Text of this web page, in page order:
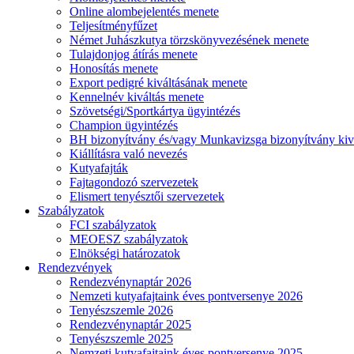
Online alombejelentés menete
Teljesítményfűzet
Német Juhászkutya törzskönyvezésének menete
Tulajdonjog átírás menete
Honosítás menete
Export pedigré kiváltásának menete
Kennelnév kiváltás menete
Szövetségi/Sportkártya ügyintézés
Champion ügyintézés
BH bizonyítvány és/vagy Munkavizsga bizonyítvány
Kiállításra való nevezés
Kutyafajták
Fajtagondozó szervezetek
Elismert tenyésztői szervezetek
Szabályzatok
FCI szabályzatok
MEOESZ szabályzatok
Elnökségi határozatok
Rendezvények
Rendezvénynaptár 2026
Nemzeti kutyafajtaink éves pontversenye 2026
Tenyészszemle 2026
Rendezvénynaptár 2025
Tenyészszemle 2025